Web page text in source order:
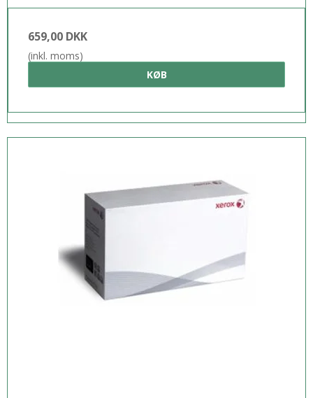
659,00 DKK
(inkl. moms)
KØB